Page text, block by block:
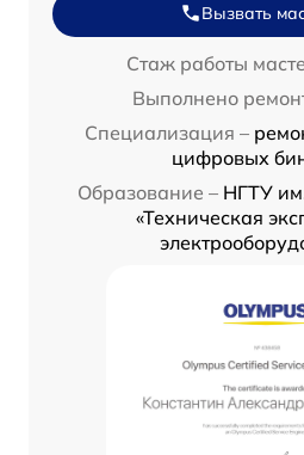
Вызвать
Стаж работы
Выполнено
Специализация –
цифровых
Образование – НГТУ
«Техническая